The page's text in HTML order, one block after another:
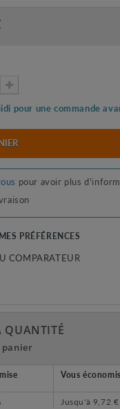
pour une commande
pour avoir plus
PRÉFÉRENCES
COMPARATEUR
QUANTITÉ
panier
Vous
Jusqu'à 9,72 €